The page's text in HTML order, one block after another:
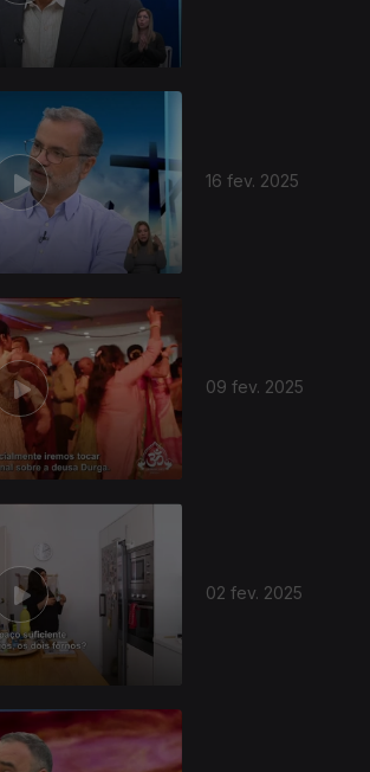
16 fev. 2025
09 fev. 2025
02 fev. 2025